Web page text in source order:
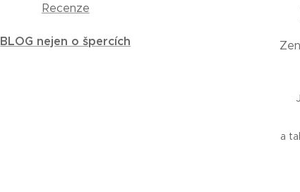
Recenze
BLOG nejen o špercích
a